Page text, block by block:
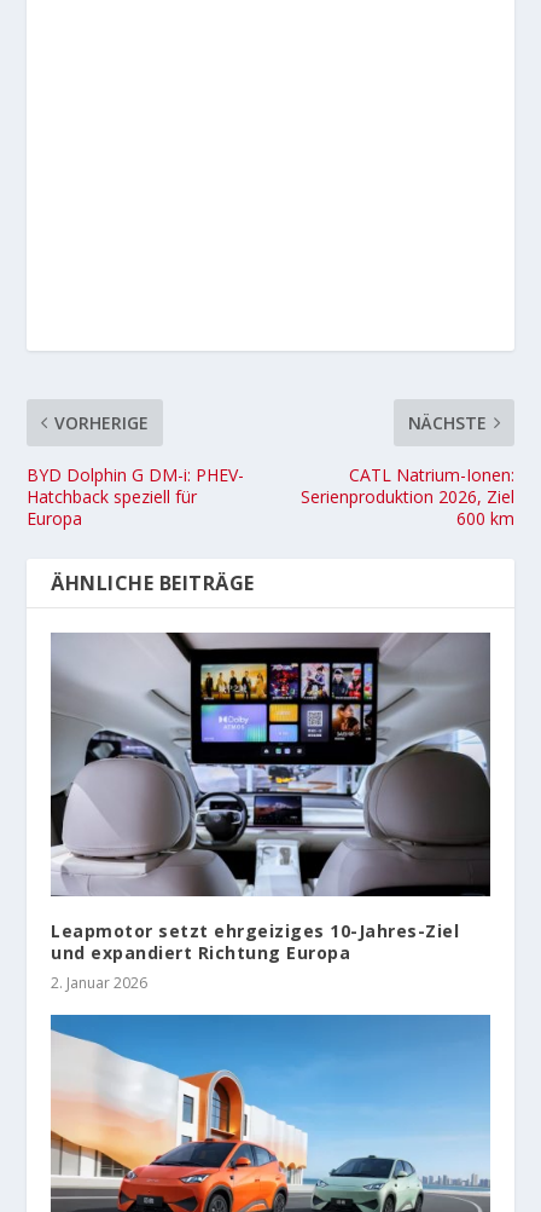
VORHERIGE
BYD Dolphin G DM-i: PHEV-
Hatchback speziell für
Europa
NÄCHSTE
CATL Natrium-Ionen:
Serienproduktion 2026, Ziel
600 km
ÄHNLICHE BEITRÄGE
Leapmotor setzt ehrgeiziges 10-Jahres-Ziel
und expandiert Richtung Europa
2. Januar 2026